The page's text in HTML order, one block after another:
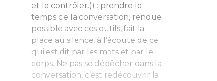
et le contrôler.)) : prendre le
temps de la conversation, rendue
possible avec ces outils, fait la
place au silence, à l’écoute de ce
qui est dit par les mots et par le
corps. Ne pas se dépêcher dans la
conversation, c’est redécouvrir la